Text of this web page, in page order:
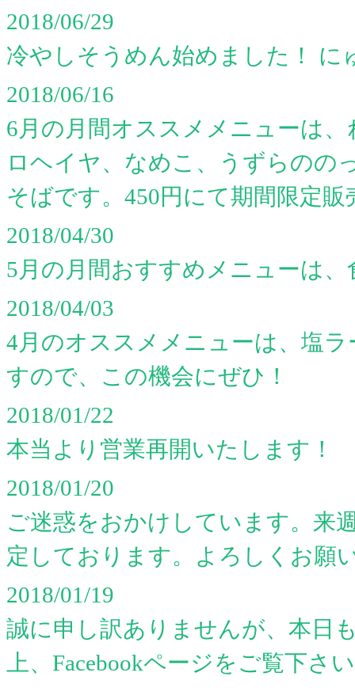
2018/06/29
冷やしそうめん始めました！ に
2018/06/16
6月の月間オススメメニューは
ロヘイヤ、なめこ、うずらのの
そばです。450円にて期間限定販
2018/04/30
5月の月間おすすめメニューは
2018/04/03
4月のオススメメニューは、塩
すので、この機会にぜひ！
2018/01/22
本当より営業再開いたします！
2018/01/20
ご迷惑をおかけしています。来
定しております。よろしくお願
2018/01/19
誠に申し訳ありませんが、本日
上、Facebookページをご覧下さ